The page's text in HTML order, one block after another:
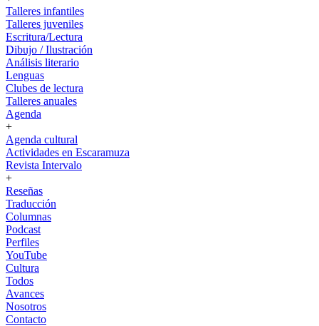
Talleres infantiles
Talleres juveniles
Escritura/Lectura
Dibujo / Ilustración
Análisis literario
Lenguas
Clubes de lectura
Talleres anuales
Agenda
+
Agenda cultural
Actividades en Escaramuza
Revista Intervalo
+
Reseñas
Traducción
Columnas
Podcast
Perfiles
YouTube
Cultura
Todos
Avances
Nosotros
Contacto